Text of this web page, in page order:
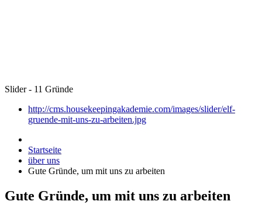
Slider - 11 Gründe
http://cms.housekeepingakademie.com/images/slider/elf-
gruende-mit-uns-zu-arbeiten.jpg
Startseite
über uns
Gute Gründe, um mit uns zu arbeiten
Gute Gründe, um mit uns zu arbeiten